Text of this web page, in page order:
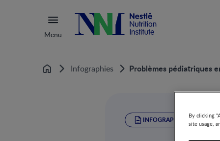
Menu
Home Infographies Problèmes pédiatriques
INFOGRAPHIC
By clicking
site usage,